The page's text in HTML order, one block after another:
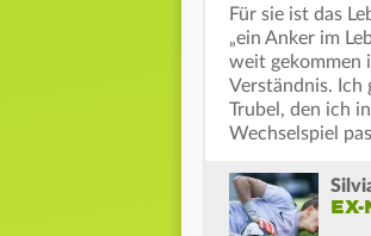
Für sie ist das
„ein Anker im
weit gekommen
Verständnis. Ich
Trubel, den ich
Wechselspiel